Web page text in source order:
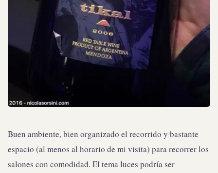
Buen ambiente, bien organizado el recorrido y bastante
espacio (al menos al horario de mi visita) para recorrer los
salones con comodidad. El tema luces podría ser